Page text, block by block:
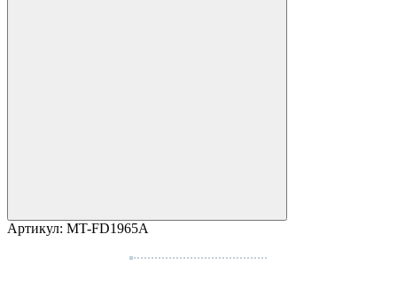
Артикул: MT-FD1965A